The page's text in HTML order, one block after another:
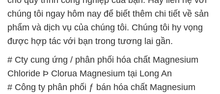
Clorua Magnesium tại Long An
# Địa chỉ phân phối ¯ bán hóa chất Magnesium
Chloride Þ Clorua Magnesium tại Long An
# Cty kinh doanh – cung cấp hóa chất Magnesium
Chloride Þ Clorua Magnesium tại Long An
# Công ty cung cấp * cung ứng hóa chất
Magnesium Chloride Þ Clorua Magnesium tại Long